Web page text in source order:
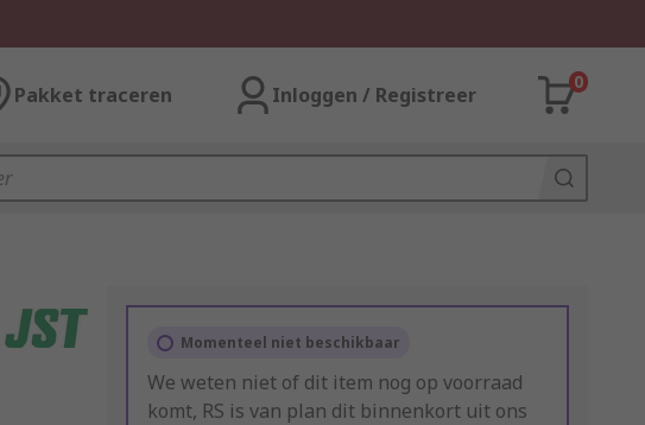
Pakket traceren Inloggen / Registreer
0
Momenteel niet beschikbaar
We weten niet of dit item nog op voorraad
komt, RS is van plan dit binnenkort uit ons